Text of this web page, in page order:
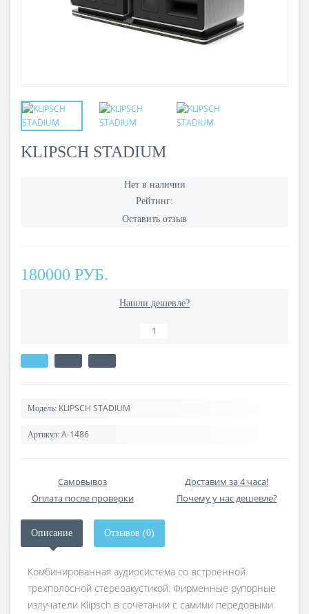
KLIPSCH STADIUM
Нет в наличии
Рейтинг:
Оставить отзыв
180000 РУБ.
Нашли дешевле?
Модель: KLIPSCH STADIUM
Артикул: A-1486
Самовывоз
Доставим за 4 часа!
Оплата после проверки
Почему у нас дешевле?
Описание Отзывов (0)
Комбинированная аудиосистема со встроенной
трехполосной стереоакустикой. Фирменные рупорные
излучатели Klipsch в сочетании с самими передовыми